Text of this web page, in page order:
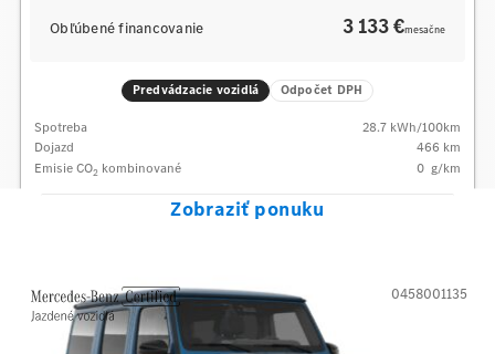
Obľúbené financovanie 3 133 €mesačne
Predvádzacie vozidlá Odpočet DPH
Spotreba 28.7 kWh/100km
Dojazd
466 km
Emisie CO2 kombinované 0 g/km
Zobraziť ponuku
0458001135